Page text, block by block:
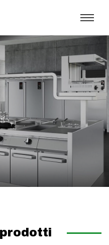
per la
prodotti